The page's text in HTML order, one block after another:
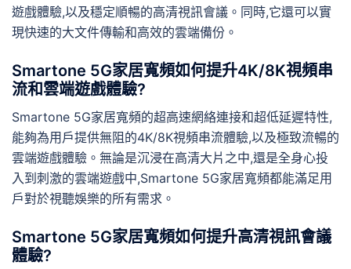
遊戲體驗,以及穩定順暢的高清視訊會議。同時,它還可以實
現快速的大文件傳輸和高效的雲端備份。
Smartone 5G家居寬頻如何提升4K/8K視頻串
流和雲端遊戲體驗?
Smartone 5G家居寬頻的超高速網絡連接和超低延遲特性,
能夠為用戶提供無阻的4K/8K視頻串流體驗,以及極致流暢的
雲端遊戲體驗。無論是沉浸在高清大片之中,還是全身心投
入到刺激的雲端遊戲中,Smartone 5G家居寬頻都能滿足用
戶對於視聽娛樂的所有需求。
Smartone 5G家居寬頻如何提升高清視訊會議
體驗?